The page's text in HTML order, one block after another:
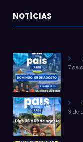
NOTÍCIAS
7 de
3 de